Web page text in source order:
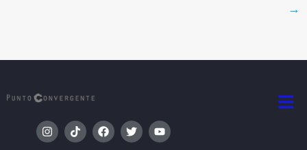
→
I
n
s
T
i
k
F
a
c
T
w
i
Y
o
u